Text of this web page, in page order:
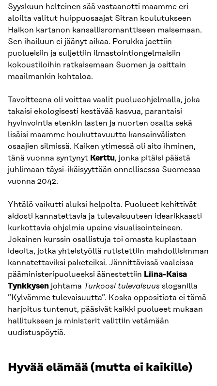
Syyskuun helteinen sää vastaanotti maamme eri
aloilta valitut huippuosaajat Sitran koulutukseen
Haikon kartanon kansallisromanttiseen maisemaan.
Sen ihailuun ei jäänyt aikaa. Porukka jaettiin
puolueisiin ja suljettiin ilmastointiongelmaisiin
kokoustiloihin ratkaisemaan Suomen ja osittain
maailmankin kohtaloa.
Tavoitteena oli voittaa vaalit puolueohjelmalla, joka
takaisi ekologisesti kestävää kasvua, parantaisi
hyvinvointia etenkin lasten ja nuorten osalta sekä
lisäisi maamme houkuttavuutta kansainvälisten
osaajien silmissä. Kaiken ytimessä oli aito ihminen,
tänä vuonna syntynyt Kerttu, jonka pitäisi päästä
juhlimaan täysi-ikäisyyttään onnellisessa Suomessa
vuonna 2042.
Yhtälö vaikutti aluksi helpolta. Puolueet kehittivät
aidosti kannatettavia ja tulevaisuuteen idearikkaasti
kurkottavia ohjelmia upeine visualisointeineen.
Jokainen kurssin osallistuja toi omasta kuplastaan
ideoita, jotka yhteistyöllä rutistettiin mahdollisimman
kannatettaviksi paketeiksi. Jännittävissä vaaleissa
pääministeripuolueeksi äänestettiin Liina-Kaisa
Tynkkysen johtama Turkoosi tulevaisuus sloganilla
”Kylvämme tulevaisuutta”. Koska oppositiota ei tämä
harjoitus tuntenut, pääsivät kaikki puolueet mukaan
hallitukseen ja ministerit valittiin vetämään
uudistuspöytiä.
Hyvää elämää (mutta ei kaikille)